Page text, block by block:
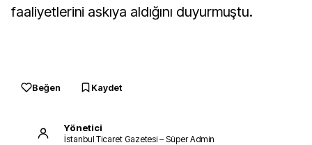
faaliyetlerini askıya aldığını duyurmuştu.
Beğen Kaydet
Yönetici
İstanbul Ticaret Gazetesi – Süper Admin